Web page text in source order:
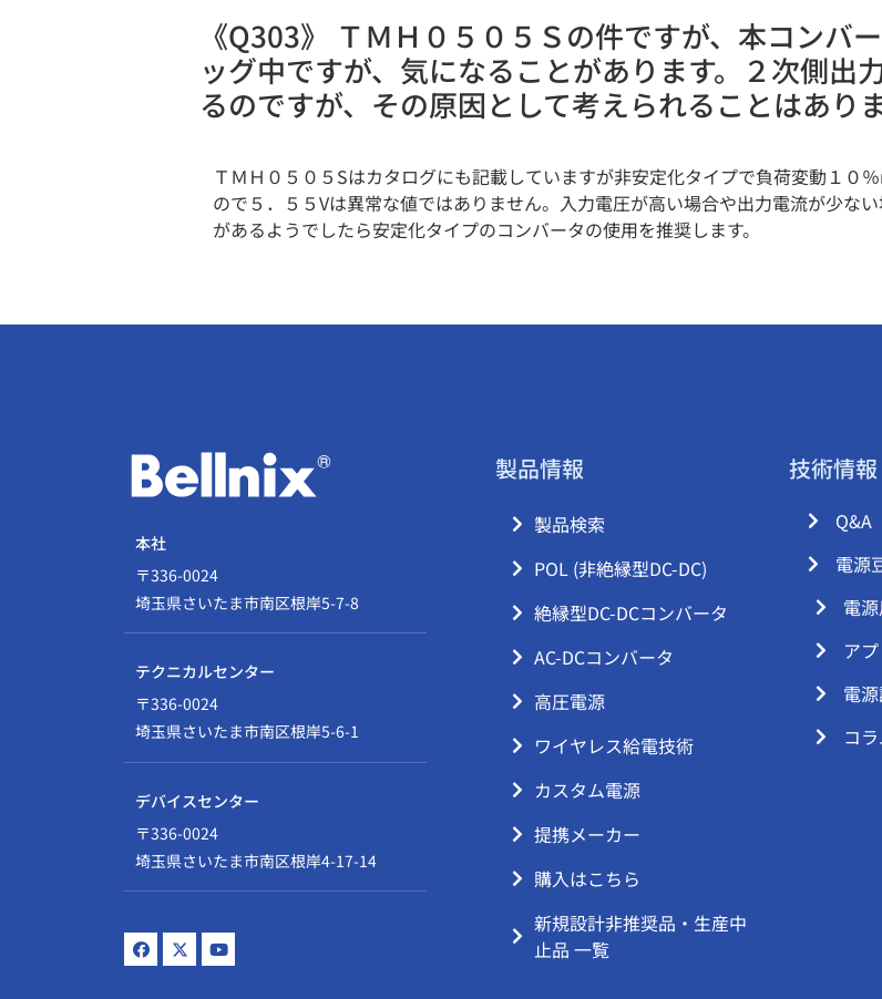
《Q303》 ＴＭＨ０５０５Ｓの件ですが、本コンバ
ッグ中ですが、気になることがあります。２次側出
るのですが、その原因として考えられることはあり
ＴＭＨ０５０５Sはカタログにも記載していますが非安定化タイプで負荷変動１
ので５．５５Vは異常な値ではありません。入力電圧が高い場合や出力電流が少な
があるようでしたら安定化タイプのコンバータの使用を推奨します。
本社
〒336-0024
埼玉県さいたま市南区根岸5-7-8
テクニカルセンター
〒336-0024
埼玉県さいたま市南区根岸5-6-1
デバイスセンター
〒336-0024
埼玉県さいたま市南区根岸4-17-14
製品情報
製品検索
POL (非絶縁型DC-DC)
絶縁型DC-DCコンバータ
AC-DCコンバータ
高圧電源
ワイヤレス給電技術
カスタム電源
提携メーカー
購入はこちら
新規設計非推奨品・生産中
止品 一覧
技術情報
Q&A
電源
電
ア
電
コ